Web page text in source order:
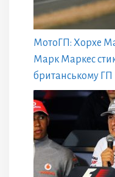
МотоГП: Хорхе
Марк Маркес
британському ГП